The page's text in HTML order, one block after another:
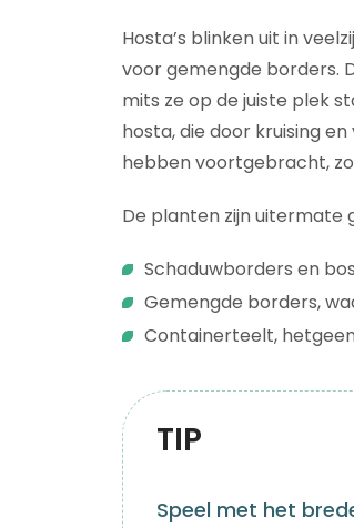
Hosta’s blinken uit in
voor gemengde borders.
mits ze op de juiste plek
hosta, die door kruising
hebben voortgebracht,
De planten zijn uitermate
Schaduwborders en
Gemengde borders,
Containerteelt,
TIP
Speel met het